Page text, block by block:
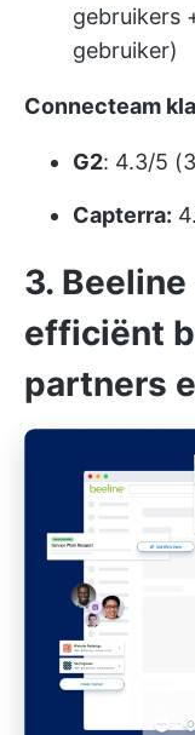
gebruikers
gebruiker)
Connecteam
G2: 4.3/5
Capterra:
3.
efficiënt
partners